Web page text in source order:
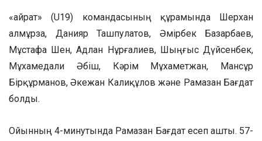
«Қайрат» (U19) командасының құрамында Шерхан
Қалмұрза, Данияр Ташпулатов, Әмірбек Базарбаев,
Мұстафа Шен, Адлан Нұрғалиев, Шыңғыс Дүйсенбек,
Мұхамедали Әбіш, Кәрім Мұхаметжан, Мансұр
Бірқұрманов, Әкежан Калиқұлов және Рамазан Бағдат
болды.
Ойынның 4-минутында Рамазан Бағдат есеп ашты. 57-